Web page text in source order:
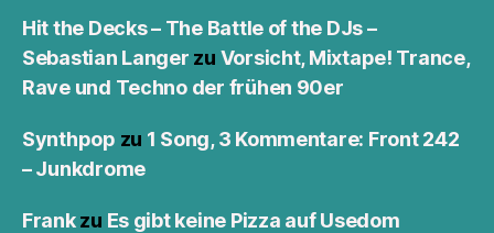
Hit the Decks – The Battle of the DJs –
Sebastian Langer zu Vorsicht, Mixtape! Trance,
Rave und Techno der frühen 90er
Synthpop zu 1 Song, 3 Kommentare: Front 242
– Junkdrome
Frankzu Es gibt keine Pizza auf Usedom